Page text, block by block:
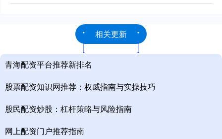
相关更新
青海配资平台推荐新排名
股票配资知识网推荐：权威指南与实操技巧
股民配资炒股：杠杆策略与风险指南
网上配资门户推荐指南